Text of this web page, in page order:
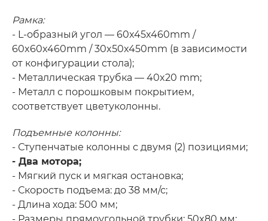
Рамка:
- L-образный угол — 60x45x460mm /
60x60x460mm / 30x50x450mm (в зависимости
от конфигурации стола);
- Металлическая трубка — 40x20 mm;
- Металл с порошковым покрытием,
соответствует цветуколонны.
Подъемные колонны:
- Ступенчатые колонны с двумя (2) позициями;
- Два мотора;
- Мягкий пуск и мягкая остановка;
- Скорость подъема: до 38 мм/с;
- Длина хода: 500 мм;